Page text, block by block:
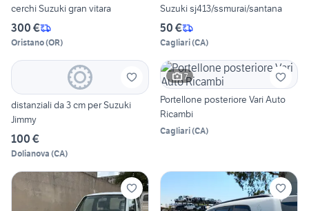
cerchi Suzuki gran vitara
300 €
Oristano(OR)
Suzuki sj413/ssmurai/santana
50 €
Cagliari(CA)
distanziali da 3 cm per Suzuki
Jimmy
100 €
Dolianova (CA)
7
Portellone posteriore Vari Auto
Ricambi
Cagliari(CA)